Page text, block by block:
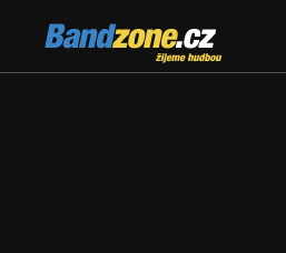
Bandzone.cz
žijeme hudbou